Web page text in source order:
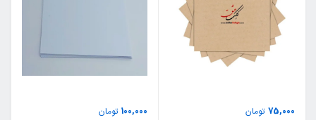
75,000 تومان
100,000 تومان